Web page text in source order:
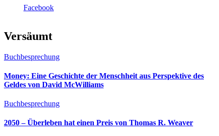
Facebook
Versäumt
Buchbesprechung
Money: Eine Geschichte der Menschheit aus Perspektive des
Geldes von David McWilliams
Buchbesprechung
2050 – Überleben hat einen Preis von Thomas R. Weaver